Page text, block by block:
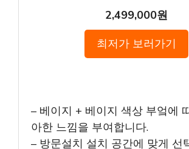
2,499,000원
최저가 보러가기
– 베이지 + 베이지 색상 부엌에
아한 느낌을 부여합니다.
– 방문설치 설치 공간에 맞게 선